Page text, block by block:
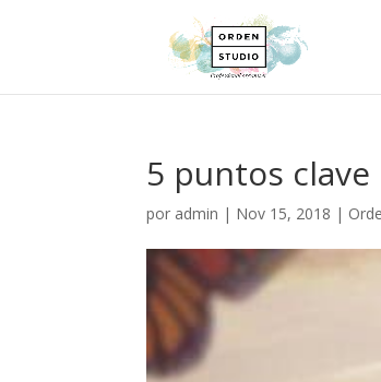
5 puntos
por admin | Nov 15, 2018 |